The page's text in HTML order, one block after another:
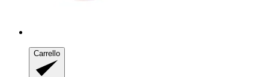
Carrello